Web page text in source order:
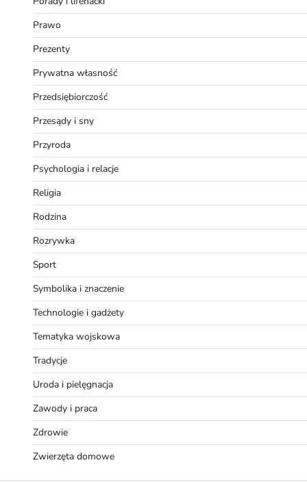
Prawo
Prezenty
Prywatna własność
Przedsiębiorczość
Przesądy i sny
Przyroda
Psychologia i relacje
Religia
Rodzina
Rozrywka
Sport
Symbolika i znaczenie
Technologie i gadżety
Tematyka wojskowa
Tradycje
Uroda i pielęgnacja
Zawody i praca
Zdrowie
Zwierzęta domowe